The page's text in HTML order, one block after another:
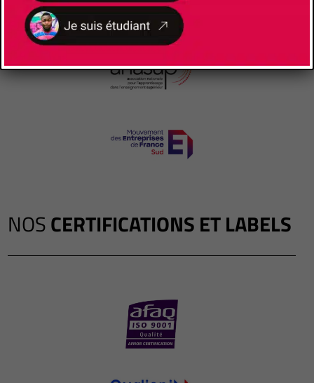
NOSCERTIFICATIONS ET LABELS